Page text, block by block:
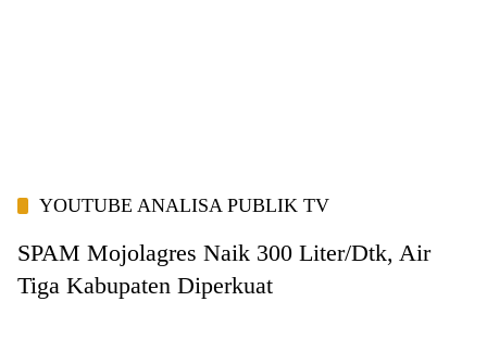
YOUTUBE ANALISA PUBLIK TV
SPAM Mojolagres Naik 300 Liter/Dtk, Air
Tiga Kabupaten Diperkuat